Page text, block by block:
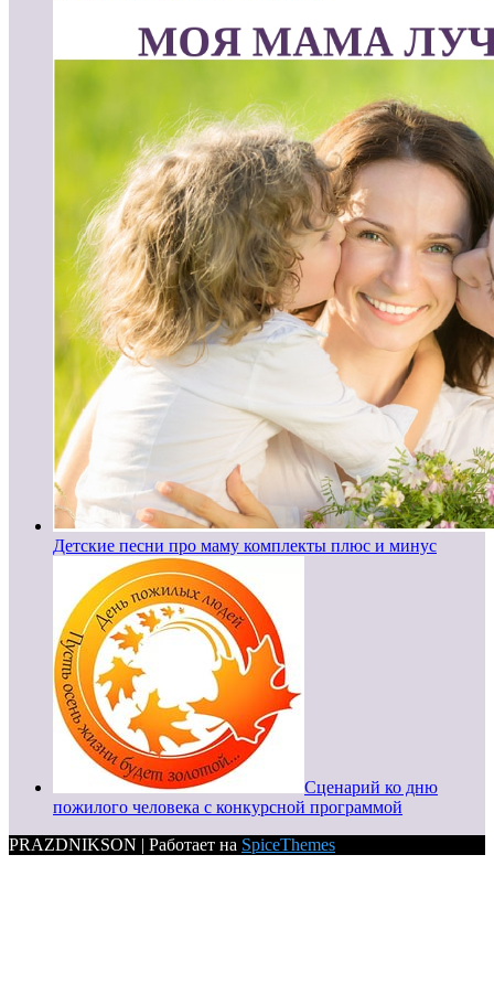
Детские песни про маму комплекты плюс и минус
Сценарий ко дню
пожилого человека с конкурсной программой
PRAZDNIKSON | Работает на SpiceThemes